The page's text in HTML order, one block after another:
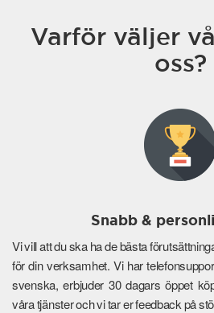
Varför väljer
oss?
Snabb &
Vi vill att du ska ha de bästa
för din verksamhet. Vi har
svenska, erbjuder 30 dagars öppet
våra tjänster och vi tar er feedback på